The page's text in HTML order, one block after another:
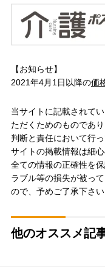
【お知らせ】
2021年4月1日以降の価
当サイトに記載されて
ただくためのものであ
判断と責任において行
サイトの掲載情報は細
全ての情報の正確性を
ラブル等の損失が被っ
ので、予めご了承下さい
他のオススメ記